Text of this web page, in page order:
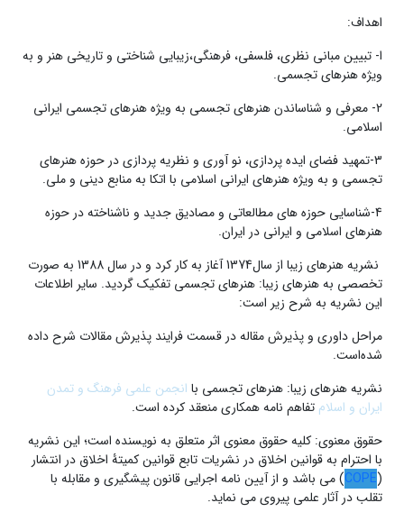
اهداف:
ا- تبیین مبانی نظری، فلسفی، فرهنگی،زیبایی شناختی و تاریخی هنر و به
ویژه هنرهای تجسمی.
2- معرفی و شناساندن هنرهای تجسمی به ویژه هنرهای تجسمی ایرانی
اسلامی.
3-تمهید فضای ایده پردازی، نو آوری و نظریه پردازی در حوزه هنرهای
تجسمی و به ویژه هنرهای ایرانی اسلامی با اتکا به منابع دینی و ملی.
4-شناسایی حوزه های مطالعاتی و مصادیق جدید و ناشناخته در حوزه
هنرهای اسلامی و ایرانی در ایران.
نشریه هنرهای زیبا از سال1374 آغاز به کار کرد و در سال 1388 به صورت
تخصصی به هنرهای زیبا: هنرهای تجسمی تفکیک گردید. سایر اطلاعات
این نشریه به شرح زیر است:
مراحل داوری و پذیرش مقاله در قسمت فرایند پذیرش مقالات شرح داده
شده‌است.
نشریه هنرهای زیبا: هنرهای تجسمی با انجمن علمی فرهنگ و تمدن
ایران و اسلام تفاهم نامه همکاری منعقد کرده است.
حقوق معنوی: کلیه حقوق معنوی اثر متعلق به نویسنده است؛ این نشریه
با احترام به قوانین اخلاق در نشریات تابع قوانین کمیتۀ اخلاق در انتشار
(
COPE) می باشد و از آیین نامه اجرایی قانون پیشگیری و مقابله با
تقلب در آثار علمی پیروی می نماید.